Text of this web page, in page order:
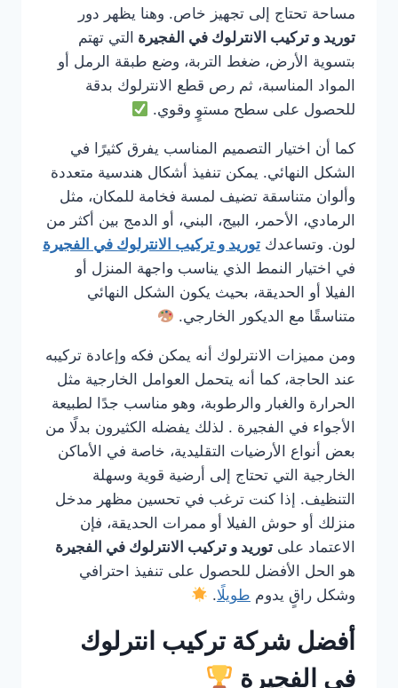
مساحة تحتاج إلى تجهيز خاص. وهنا يظهر دور
توريد و تركيب الانترلوك في الفجيرة التي تهتم
بتسوية الأرض، ضغط التربة، وضع طبقة الرمل أو
المواد المناسبة، ثم رص قطع الانترلوك بدقة
للحصول على سطح مستوٍ وقوي.
كما أن اختيار التصميم المناسب يفرق كثيرًا في
الشكل النهائي. يمكن تنفيذ أشكال هندسية متعددة
وألوان متناسقة تضيف لمسة فخامة للمكان، مثل
الرمادي، الأحمر، البيج، البني، أو الدمج بين أكثر من
لون. وتساعدك توريد و تركيب الانترلوك في الفجيرة
في اختيار النمط الذي يناسب واجهة المنزل أو
الفيلا أو الحديقة، بحيث يكون الشكل النهائي
متناسقًا مع الديكور الخارجي.
ومن مميزات الانترلوك أنه يمكن فكه وإعادة تركيبه
عند الحاجة، كما أنه يتحمل العوامل الخارجية مثل
الحرارة والغبار والرطوبة، وهو مناسب جدًا لطبيعة
الأجواء في الفجيرة . لذلك يفضله الكثيرون بدلًا من
بعض أنواع الأرضيات التقليدية، خاصة في الأماكن
الخارجية التي تحتاج إلى أرضية قوية وسهلة
التنظيف. إذا كنت ترغب في تحسين مظهر مدخل
منزلك أو حوش الفيلا أو ممرات الحديقة، فإن
الاعتماد على توريد و تركيب الانترلوك في الفجيرة
هو الحل الأفضل للحصول على تنفيذ احترافي
وشكل راقٍ يدوم طويلًا.
أفضل شركة تركيب انترلوك
في الفجيرة